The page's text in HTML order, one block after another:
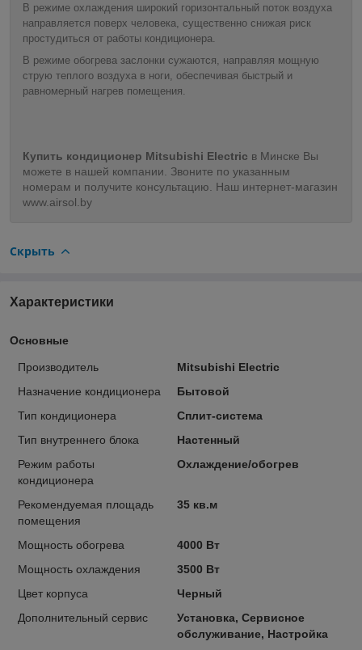
В режиме охлаждения широкий горизонтальный поток воздуха
направляется поверх человека, существенно снижая риск
простудиться от работы кондиционера.
В режиме обогрева заслонки сужаются, направляя мощную
струю теплого воздуха в ноги, обеспечивая быстрый и
равномерный нагрев помещения.
Купить кондиционер Mitsubishi Electric в Минске Вы
можете в нашей компании. Звоните по указанным
номерам и получите консультацию. Наш интернет-магазин
www.airsol.by
Скрыть
Характеристики
Основные
Производитель
Mitsubishi Electric
Назначение кондиционера
Бытовой
Тип кондиционера
Сплит-система
Тип внутреннего блока
Настенный
Режим работы
кондиционера
Охлаждение/обогрев
Рекомендуемая площадь
помещения
35 кв.м
Мощность обогрева
4000 Вт
Мощность охлаждения
3500 Вт
Цвет корпуса
Черный
Дополнительный сервис
Установка, Сервисное
обслуживание, Настройка